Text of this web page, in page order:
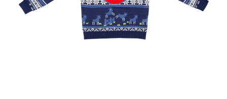
Rijbewijs- & kentekenhoezen